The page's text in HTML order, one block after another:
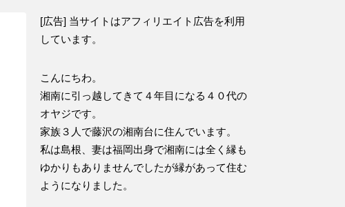
[広告] 当サイトはアフィリエイト広告を利用
しています。
こんにちわ。
湘南に引っ越してきて４年目になる４０代の
オヤジです。
家族３人で藤沢の湘南台に住んでいます。
私は島根、妻は福岡出身で湘南には全く縁も
ゆかりもありませんでしたが縁があって住む
ようになりました。